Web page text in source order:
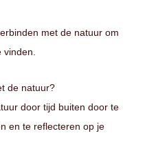
met de natuur om
de natuur?
door tijd buiten door te
en te reflecteren op je